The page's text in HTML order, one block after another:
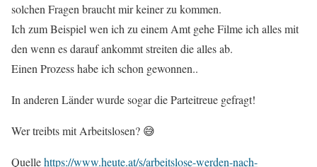
solchen Fragen braucht mir keiner zu kommen.
Ich zum Beispiel wen ich zu einem Amt gehe Filme ich alles mit
den wenn es darauf ankommt streiten die alles ab.
Einen Prozess habe ich schon gewonnen..
In anderen Länder wurde sogar die Parteitreue gefragt!
Wer treibts mit Arbeitslosen? 😅
Quellehttps://www.heute.at/s/arbeitslose-werden-nach-